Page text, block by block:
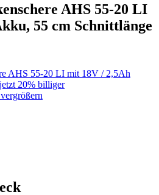
AHS 55-20 LI
55 cm Schnittlänge